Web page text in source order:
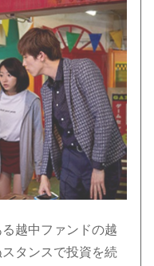
越中ファンドの越
タンスで投資を続